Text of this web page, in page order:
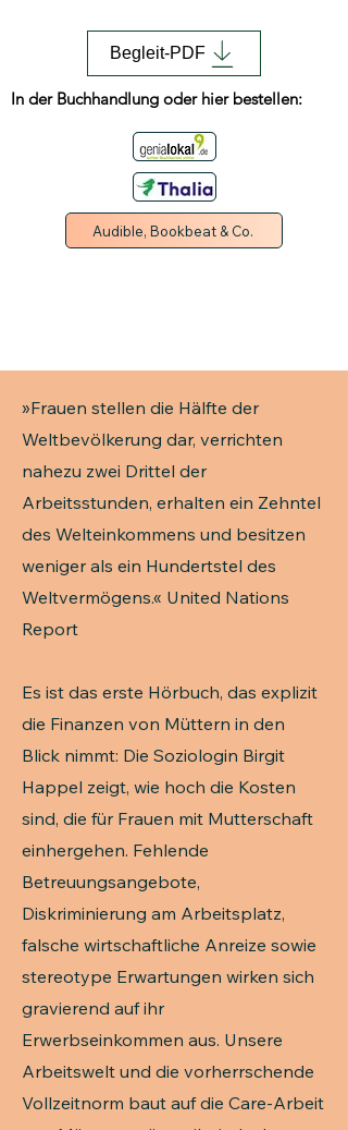
Begleit-PDF
In der Buchhandlung oder hier bestellen:
Audible, Bookbeat & Co.
»Frauen stellen die Hälfte der
Weltbevölkerung dar, verrichten
nahezu zwei Drittel der
Arbeitsstunden, erhalten ein Zehntel
des Welteinkommens und besitzen
weniger als ein Hundertstel des
Weltvermögens.« United Nations
Report
Es ist das erste Hörbuch, das explizit
die Finanzen von Müttern in den
Blick nimmt: Die Soziologin Birgit
Happel zeigt, wie hoch die Kosten
sind, die für Frauen mit Mutterschaft
einhergehen. Fehlende
Betreuungsangebote,
Diskriminierung am Arbeitsplatz,
falsche wirtschaftliche Anreize sowie
stereotype Erwartungen wirken sich
gravierend auf ihr
Erwerbseinkommen aus. Unsere
Arbeitswelt und die vorherrschende
Vollzeitnorm baut auf die Care-Arbeit